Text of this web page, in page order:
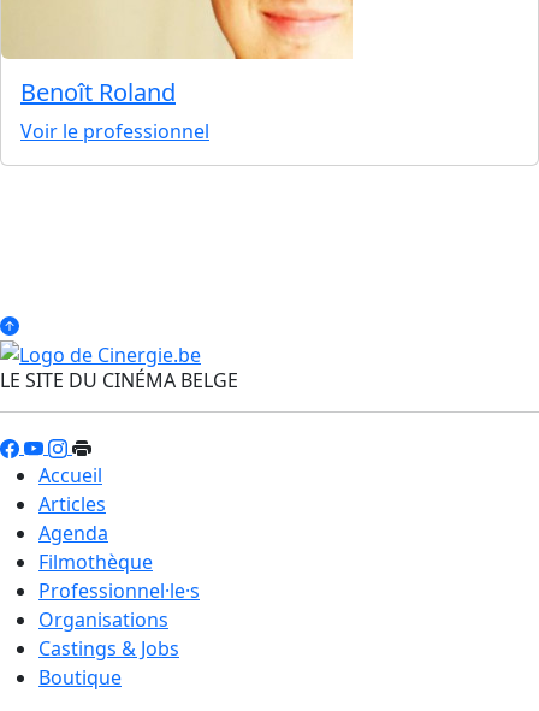
Benoît Roland
Voir le professionnel
LE SITE DU CINÉMA BELGE
Accueil
Articles
Agenda
Filmothèque
Professionnel·le·s
Organisations
Castings & Jobs
Boutique